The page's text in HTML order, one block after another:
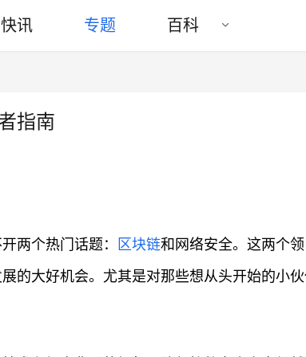
快讯 专题 百科
指南
两个热门话题： 区块链和网络安全。这两个领
的大好机会。尤其是对那些想从头开始的小